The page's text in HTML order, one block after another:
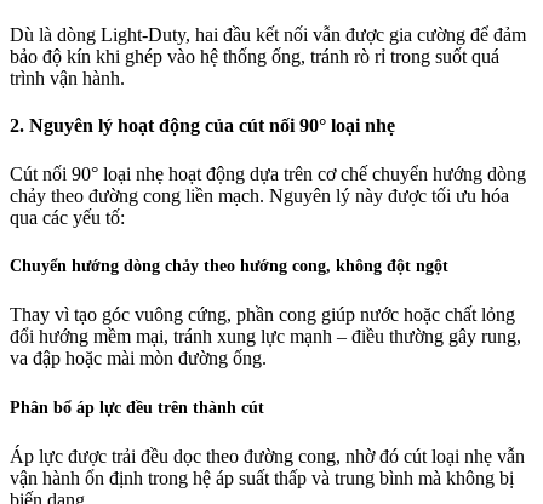
Dù là dòng Light-Duty, hai đầu kết nối vẫn được gia cường để đảm
bảo độ kín khi ghép vào hệ thống ống, tránh rò rỉ trong suốt quá
trình vận hành.
2. Nguyên lý hoạt động của cút nối 90° loại nhẹ
Cút nối 90° loại nhẹ hoạt động dựa trên cơ chế chuyển hướng dòng
chảy theo đường cong liền mạch. Nguyên lý này được tối ưu hóa
qua các yếu tố:
Chuyển hướng dòng chảy theo hướng cong, không đột ngột
Thay vì tạo góc vuông cứng, phần cong giúp nước hoặc chất lỏng
đổi hướng mềm mại, tránh xung lực mạnh – điều thường gây rung,
va đập hoặc mài mòn đường ống.
Phân bổ áp lực đều trên thành cút
Áp lực được trải đều dọc theo đường cong, nhờ đó cút loại nhẹ vẫn
vận hành ổn định trong hệ áp suất thấp và trung bình mà không bị